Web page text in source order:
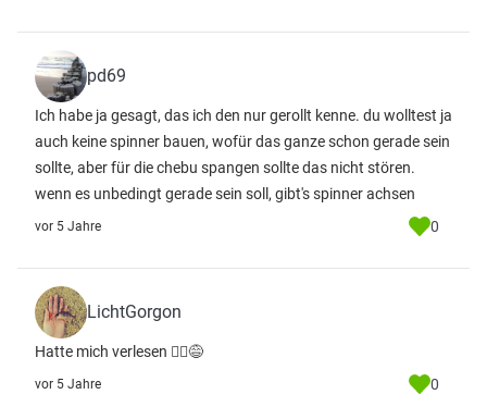
pd69
Ich habe ja gesagt, das ich den nur gerollt kenne. du wolltest ja
auch keine spinner bauen, wofür das ganze schon gerade sein
sollte, aber für die chebu spangen sollte das nicht stören.
wenn es unbedingt gerade sein soll, gibt's spinner achsen
vor 5 Jahre 0
LichtGorgon
Hatte mich verlesen 🤦‍♂️😅
vor 5 Jahre 0